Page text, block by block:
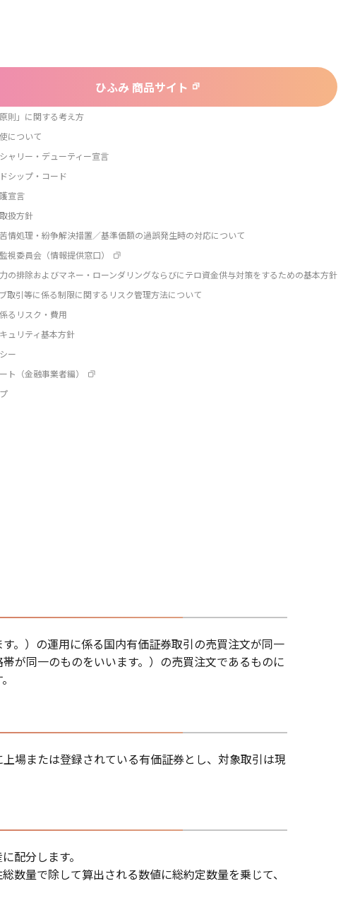
ひふみ 商品サイト
原則」に関する考え方
について
ャリー・デューティー宣言
シップ・コード
宣言
扱方針
情処理・紛争解決措置／基準価額の過誤発生時の対応について
視委員会（情報提供窓口）
の排除およびマネー・ローンダリングならびにテロ資金供与対策をするための基本方針
取引等に係る制限に関するリスク管理方法について
るリスク・費用
ュリティ基本方針
ー
ト（金融事業者編）
。）の運用に係る国内有価証券取引の売買注文が同一
が同一のものをいいます。）の売買注文であるものに
場または登録されている有価証券とし、対象取引は現
配分します。
量で除して算出される数値に総約定数量を乗じて、